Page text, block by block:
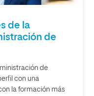
de la
de
de
con una
la formación más